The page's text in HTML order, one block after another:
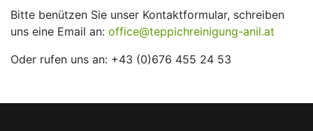
Bitte benützen Sie unser Kontaktformular, schreiben
uns eine Email an: office@teppichreinigung-anil.at
Oder rufen uns an: +43 (0)676 455 24 53